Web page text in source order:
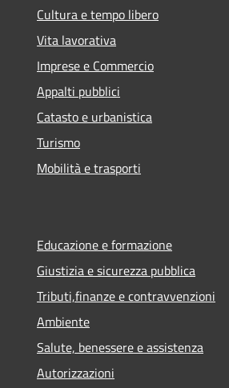
Cultura e tempo libero
Vita lavorativa
Imprese e Commercio
Appalti pubblici
Catasto e urbanistica
Turismo
Mobilità e trasporti
Educazione e formazione
Giustizia e sicurezza pubblica
Tributi,finanze e contravvenzioni
Ambiente
Salute, benessere e assistenza
Autorizzazioni